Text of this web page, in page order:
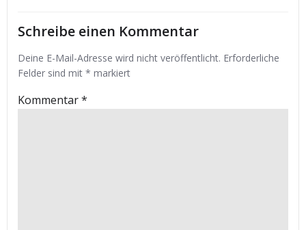
Schreibe einen Kommentar
Deine E-Mail-Adresse wird nicht veröffentlicht. Erforderliche
Felder sind mit * markiert
Kommentar*